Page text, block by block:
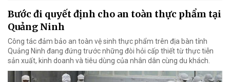
Bước đi quyết định cho an toàn thực phẩm tại
Quảng Ninh
Công tác đảm bảo an toàn vệ sinh thực phẩm trên địa bàn tỉnh
Quảng Ninh đang đứng trước những đòi hỏi cấp thiết từ thực tiễn
sản xuất, kinh doanh và tiêu dùng của nhân dân cùng du khách.